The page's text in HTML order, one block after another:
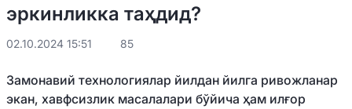
эркинликка таҳдид?
02.10.2024 15:51 85
Замонавий технологиялар йилдан йилга ривожланар
экан, хавфсизлик масалалари бўйича ҳам илғор